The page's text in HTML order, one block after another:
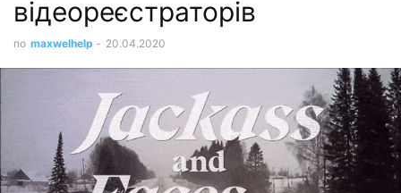
відеореєстраторів
по maxwelhelp - 20.04.2020